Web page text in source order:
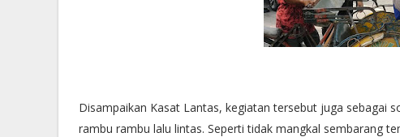
Disampaikan Kasat Lantas, kegiatan tersebut juga sebagai
rambu rambu lalu lintas. Seperti tidak mangkal sembarang